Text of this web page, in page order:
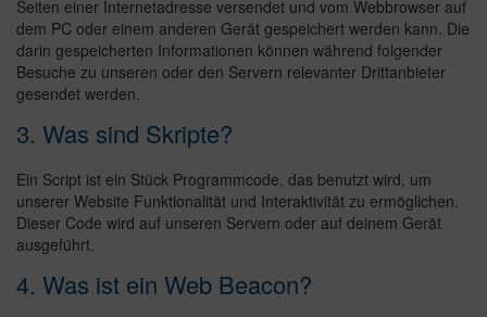
Seiten einer Internetadresse versendet und vom Webbrowser auf
dem PC oder einem anderen Gerät gespeichert werden kann. Die
darin gespeicherten Informationen können während folgender
Besuche zu unseren oder den Servern relevanter Drittanbieter
gesendet werden.
3. Was sind Skripte?
Ein Script ist ein Stück Programmcode, das benutzt wird, um
unserer Website Funktionalität und Interaktivität zu ermöglichen.
Dieser Code wird auf unseren Servern oder auf deinem Gerät
ausgeführt.
4. Was ist ein Web Beacon?